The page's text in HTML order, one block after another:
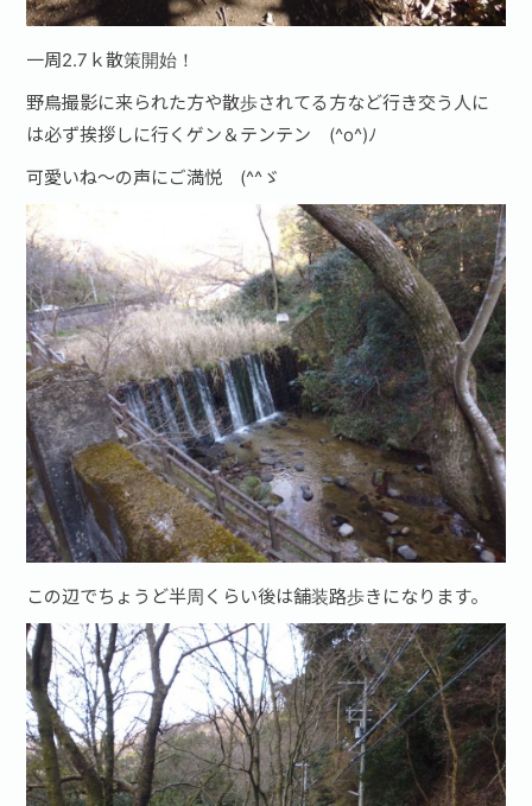
一周2.7ｋ散策開始！
野鳥撮影に来られた方や散歩されてる方など行き交う人に
は必ず挨拶しに行くゲン＆テンテン (^o^)ﾉ
可愛いね～の声にご満悦 (^^ゞ
この辺でちょうど半周くらい後は舗装路歩きになります。